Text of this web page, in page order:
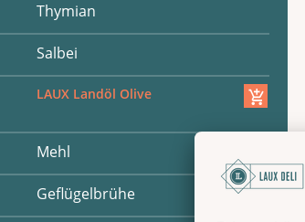
Thymian
Salbei
LAUX Landöl Olive
Mehl
Geflügelbrühe